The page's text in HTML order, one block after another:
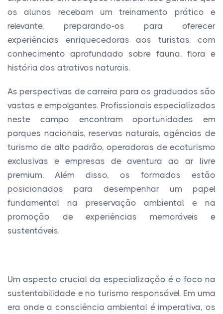
os alunos recebam um treinamento prático e
relevante, preparando-os para oferecer
experiências enriquecedoras aos turistas, com
conhecimento aprofundado sobre fauna, flora e
história dos atrativos naturais.
As perspectivas de carreira para os graduados são
vastas e empolgantes. Profissionais especializados
neste campo encontram oportunidades em
parques nacionais, reservas naturais, agências de
turismo de alto padrão, operadoras de ecoturismo
exclusivas e empresas de aventura ao ar livre
premium. Além disso, os formados estão
posicionados para desempenhar um papel
fundamental na preservação ambiental e na
promoção de experiências memoráveis e
sustentáveis.
Um aspecto crucial da especialização é o foco na
sustentabilidade e no turismo responsável. Em uma
era onde a consciência ambiental é imperativa, os